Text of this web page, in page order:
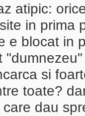
atipic:
in prima
e blocat in
si
toate?
dau